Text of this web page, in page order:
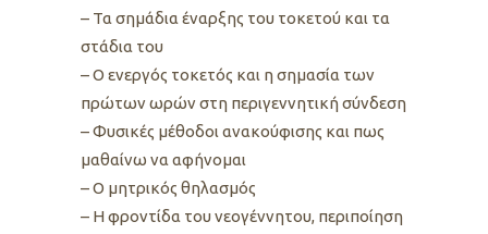
– Τα σημάδια έναρξης του τοκετού και τα
στάδια του
– Ο ενεργός τοκετός και η σημασία των
πρώτων ωρών στη περιγεννητική σύνδεση
– Φυσικές μέθοδοι ανακούφισης και πως
μαθαίνω να αφήνομαι
– Ο μητρικός θηλασμός
– Η φροντίδα του νεογέννητου, περιποίηση